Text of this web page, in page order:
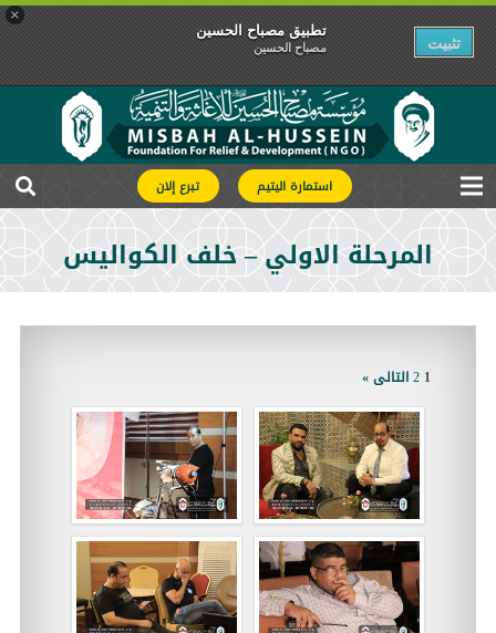
×
تطبیق مصباح الحسین
مصباح الحسین تثبیت
استمارة اليتيم تبرع إلان
المرحلة الاولي – خلف الكواليس
1
2التالى »